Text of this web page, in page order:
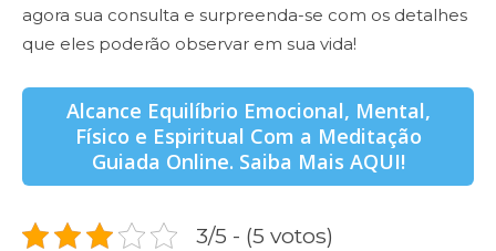
agora sua consulta e surpreenda-se com os detalhes
que eles poderão observar em sua vida!
Alcance Equilíbrio Emocional, Mental,
Físico e Espiritual Com a Meditação
Guiada Online. Saiba Mais AQUI!
3/5 - (5 votos)